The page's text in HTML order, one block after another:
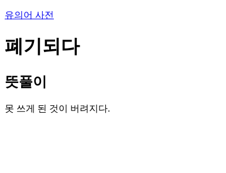
유의어 사전
폐기되다
뜻풀이
못 쓰게 된 것이 버려지다.